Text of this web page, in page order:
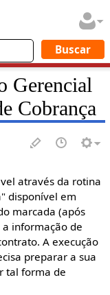
Gerencial
Cobrança
através da rotina
disponível em
marcada (após
informação de
A execução
preparar a sua
tal forma de